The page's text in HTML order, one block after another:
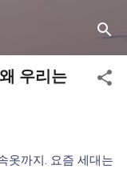
우리는
옷까지. 요즘 세대는